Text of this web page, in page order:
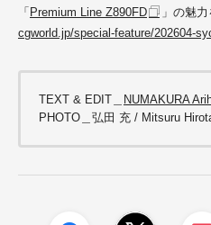
「 Premium Line Z890FD
」の魅力
cgworld.jp/special-feature/202604-
TEXT & EDIT＿
NUMAKURA
PHOTO＿弘田 充 / Mitsuru